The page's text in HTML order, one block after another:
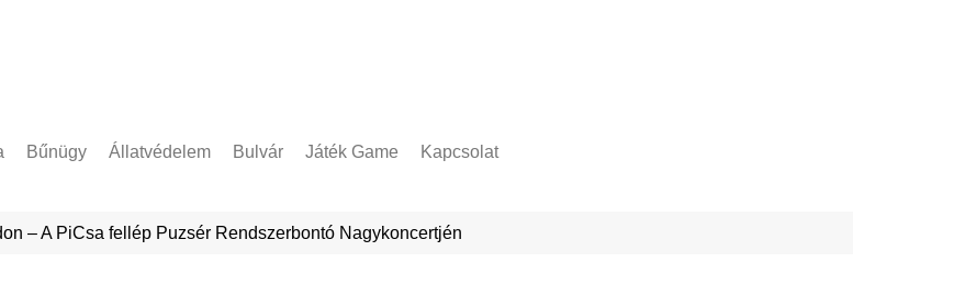
Bűnügy Állatvédelem Bulvár Játék Game Kapcsolat
– A PiCsa fellép Puzsér Rendszerbontó Nagykoncertjén